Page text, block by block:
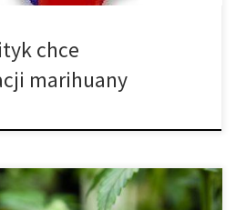
chce
marihuany